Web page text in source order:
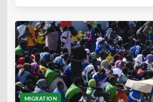
MIGRATION